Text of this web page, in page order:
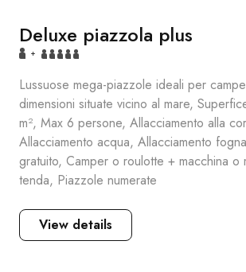
Deluxe piazzola plus
+
Lussuose mega-piazzole ideali per
dimensioni situate vicino al mare,
m², Max 6 persone, Allacciamento alla
Allacciamento acqua, Allacciamento
gratuito, Camper o roulotte + macchina o
tenda, Piazzole numerate
View details